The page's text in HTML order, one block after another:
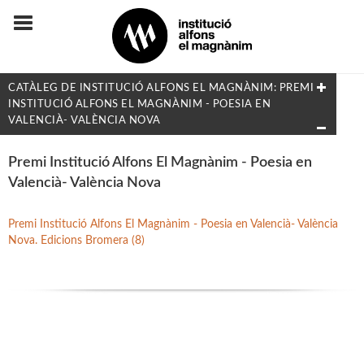
CATÀLEG DE INSTITUCIÓ ALFONS EL MAGNÀNIM: PREMI
INSTITUCIÓ ALFONS EL MAGNÀNIM - POESIA EN
VALENCIÀ- VALÈNCIA NOVA
FILTRAT PER:
Flora i Fauna
MATÈRIES
Premi Institució Alfons El Magnànim - Poesia en
Valencià- València Nova
Premi Institució Alfons El Magnànim - Poesia en Valencià- València
Nova. Edicions Bromera (8)